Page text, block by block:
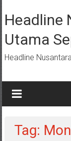
ke
konten
Headline
Utama
Headline
Tag: